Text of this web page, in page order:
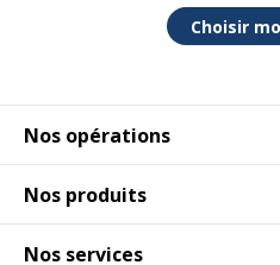
Nos opérations
Nos produits
Nos services
Choisir